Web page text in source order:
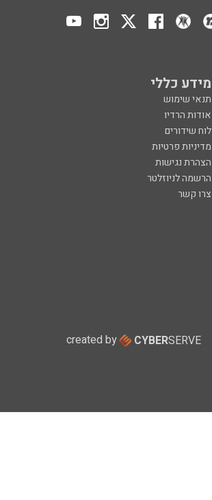
מידע כללי
תנאי שימוש
אודות הרדיו
לוח שידורים
מדיניות פרטיות
הצהרת נגישות
הרשמה לניוזלטר
צרו קשר
created by CYBERSERVE